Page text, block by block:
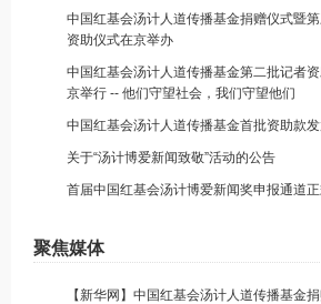
中国红基会汤计人道传播基金捐赠仪式暨
资助仪式在京举办
中国红基会汤计人道传播基金第二批记者
京举行 -- 他们守望社会，我们守望他们
中国红基会汤计人道传播基金首批资助款
关于“汤计博爱新闻致敬”活动的公告
首届中国红基会汤计博爱新闻奖申报通道
聚焦媒体
【新华网】中国红基会汤计人道传播基金